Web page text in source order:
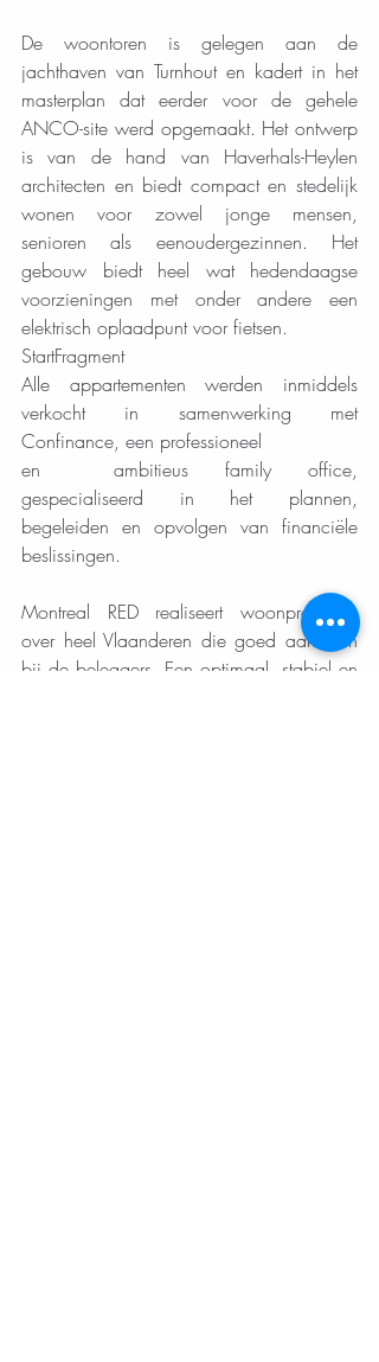
De woontoren is gelegen aan de
jachthaven van Turnhout en kadert in het
masterplan dat eerder voor de gehele
ANCO-site werd opgemaakt. Het ontwerp
is van de hand van Haverhals-Heylen
architecten en biedt compact en stedelijk
wonen voor zowel jonge mensen,
senioren als eenoudergezinnen. Het
gebouw biedt heel wat hedendaagse
voorzieningen met onder andere een
elektrisch oplaadpunt voor fietsen.
StartFragment
Alle appartementen werden inmiddels
verkocht in samenwerking met
Confinance, een professioneel
en  ambitieus family office,
gespecialiseerd in het plannen,
begeleiden en opvolgen van financiële
beslissingen.
Montreal RED realiseert woonprojecten
over heel Vlaanderen die goed aanslaan
bij de beleggers. Een optimaal, stabiel en